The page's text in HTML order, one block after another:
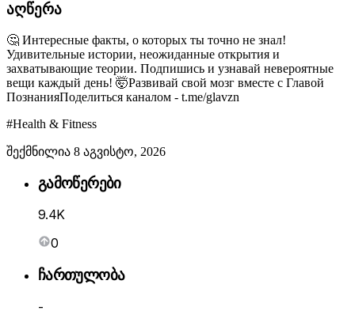
აღწერა
🤔 Интересные факты, о которых ты точно не знал!
Удивительные истории, неожиданные открытия и
захватывающие теории. Подпишись и узнавай невероятные
вещи каждый день! 🤯Развивай свой мозг вместе с Главой
ПознанияПоделиться каналом - t.me/glavzn
#Health & Fitness
შექმნილია 8 აგვისტო, 2026
გამოწერები
9.4K
0
ჩართულობა
-